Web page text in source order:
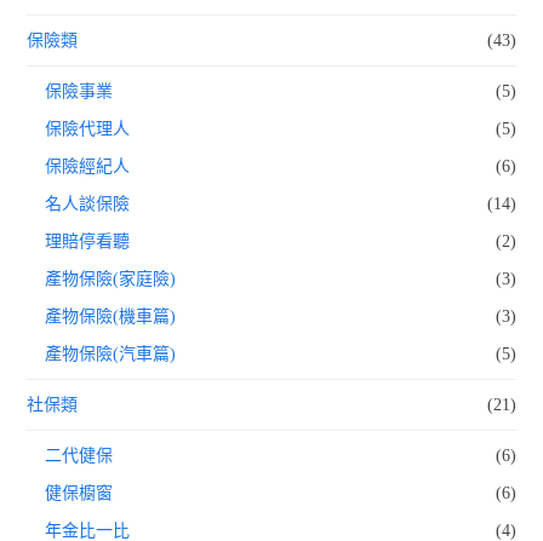
保險類 (43)
保險事業 (5)
保險代理人 (5)
保險經紀人 (6)
名人談保險 (14)
理賠停看聽 (2)
產物保險(家庭險) (3)
產物保險(機車篇) (3)
產物保險(汽車篇) (5)
社保類 (21)
二代健保 (6)
健保櫥窗 (6)
年金比一比 (4)